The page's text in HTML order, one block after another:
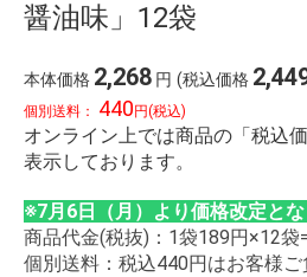
醤油味」12袋
本体価格 2,268 円 (税込価格
個別送料： 440 円(税込)
オンライン上では商品の「税込
表示しております。
※7月6日（月）より価格改定とな
商品代金(税抜)：1袋189円×12袋
個別送料：税込440円はお客様ご